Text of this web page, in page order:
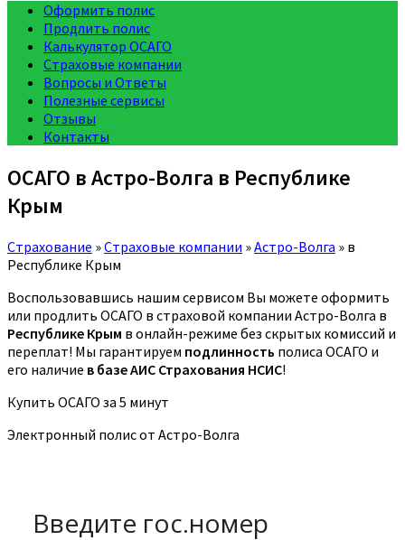
Оформить полис
Продлить полис
Калькулятор ОСАГО
Страховые компании
Вопросы и Ответы
Полезные сервисы
Отзывы
Контакты
ОСАГО в Астро-Волга в Республике
Крым
Страхование »Страховые компании »Астро-Волга » в
Республике Крым
Воспользовавшись нашим сервисом Вы можете оформить
или продлить ОСАГО в страховой компании Астро-Волга в
Республике Крым в онлайн-режиме без скрытых комиссий и
переплат! Мы гарантируем подлинность полиса ОСАГО и
его наличие в базе АИС Страхования НСИС!
Купить ОСАГО за 5 минут
Электронный полис от Астро-Волга